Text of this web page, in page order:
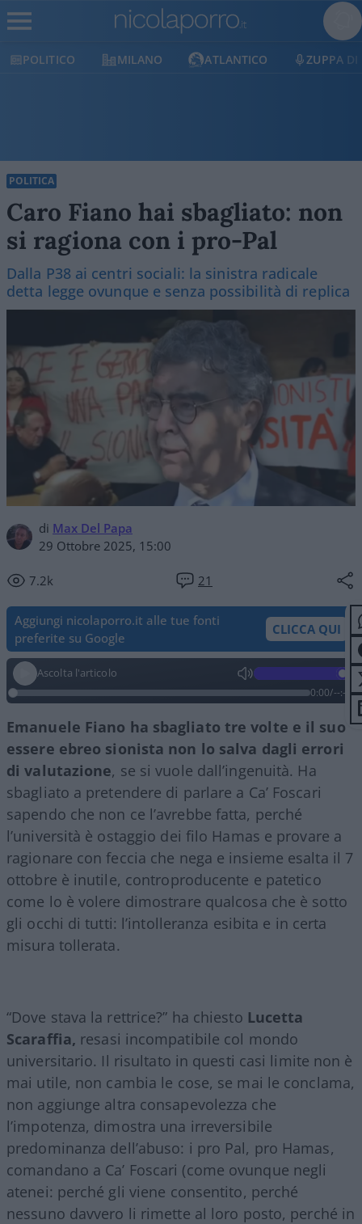
MILANO ATLANTICO ZUPPA DI PORRO
POLITICA
Caro Fiano hai sbagliato: non
si ragiona con i pro-Pal
Dalla P38 ai centri sociali: la sinistra radicale
detta legge ovunque e senza possibilità di replica
di Max Del Papa
29 Ottobre 2025, 15:00
7.2k 21
Aggiungi nicolaporro.it alle tue fonti
preferite su Google
CLICCA QUI
Ascolta l'articolo
0:00/--:--
Emanuele Fiano ha sbagliato tre volte e il suo
essere ebreo sionista non lo salva dagli errori
di valutazione, se si vuole dall’ingenuità. Ha
sbagliato a pretendere di parlare a Ca’ Foscari
sapendo che non ce l’avrebbe fatta, perché
l’università è ostaggio dei filo Hamas e provare a
ragionare con feccia che nega e insieme esalta il 7
ottobre è inutile, controproducente e patetico
come lo è volere dimostrare qualcosa che è sotto
gli occhi di tutti: l’intolleranza esibita e in certa
misura tollerata.
“Dove stava la rettrice?” ha chiesto Lucetta
Scaraffia, resasi incompatibile col mondo
universitario. Il risultato in questi casi limite non è
mai utile, non cambia le cose, se mai le conclama,
non aggiunge altra consapevolezza che
l’impotenza, dimostra una irreversibile
predominanza dell’abuso: i pro Pal, pro Hamas,
comandano a Ca’ Foscari (come ovunque negli
atenei: perché gli viene consentito, perché
nessuno davvero li rimette al loro posto, perché in